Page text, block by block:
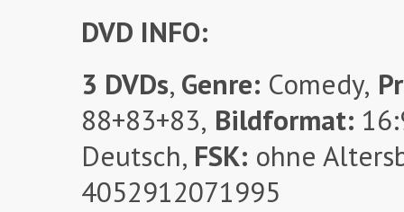
DVD INFO:
3 DVDs, Genre: Comedy,
88+83+83, Bildformat:
Deutsch, FSK: ohne
4052912071995